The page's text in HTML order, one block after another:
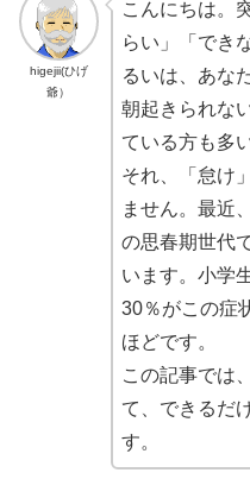
higejii(ひげ
爺）
こんにちは。
らい」「でき
るいは、あな
朝起きられな
ている方も多
それ、「怠け
ません。最近
の思春期世代
います。小学
30％がこの症
ほどです。
この記事では
て、できるだ
す。